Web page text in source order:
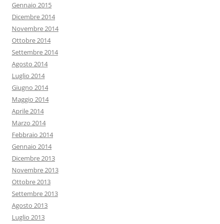
Gennaio 2015
Dicembre 2014
Novembre 2014
Ottobre 2014
Settembre 2014
Agosto 2014
Luglio 2014
Giugno 2014
Maggio 2014
Aprile 2014
Marzo 2014
Febbraio 2014
Gennaio 2014
Dicembre 2013
Novembre 2013
Ottobre 2013
Settembre 2013
Agosto 2013
Luglio 2013